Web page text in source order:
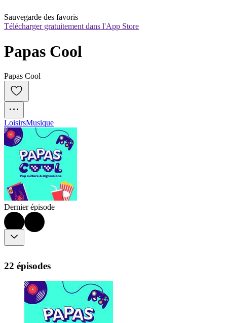
Sauvegarde des favoris
Télécharger gratuitement dans l'App Store
Papas Cool
Papas Cool
LoisirsMusique
Dernier épisode
22 épisodes